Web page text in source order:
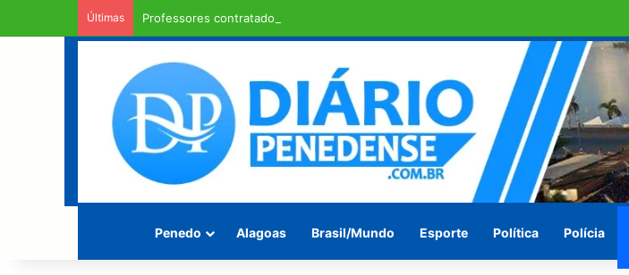
Últimas Professores contratados de Penedo recebem aumento salarial de cerca de 25%
Penedo Alagoas Brasil/Mundo Esporte Política Polícia